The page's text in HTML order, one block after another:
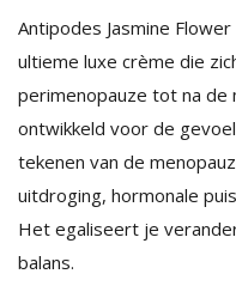
Antipodes Jasmine
ultieme luxe crème die
perimenopauze tot na de
ontwikkeld voor de
tekenen van de
uitdroging, hormonale
Het egaliseert je
balans.